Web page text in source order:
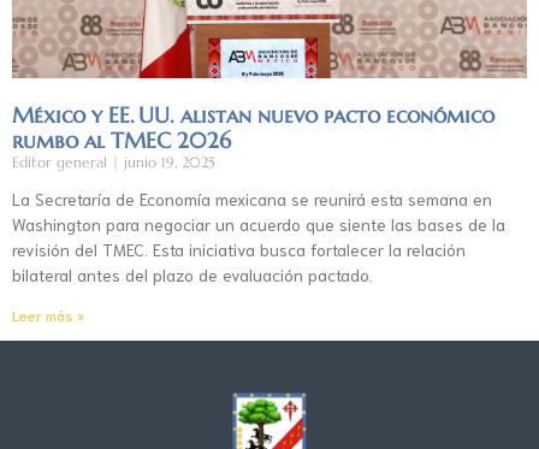
México y EE. UU. alistan nuevo pacto económico
rumbo al TMEC 2026
Editor general junio 19, 2025
La Secretaría de Economía mexicana se reunirá esta semana en
Washington para negociar un acuerdo que siente las bases de la
revisión del TMEC. Esta iniciativa busca fortalecer la relación
bilateral antes del plazo de evaluación pactado.
Leer más »